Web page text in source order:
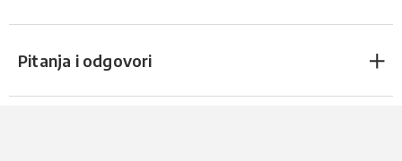
Pitanja i odgovori